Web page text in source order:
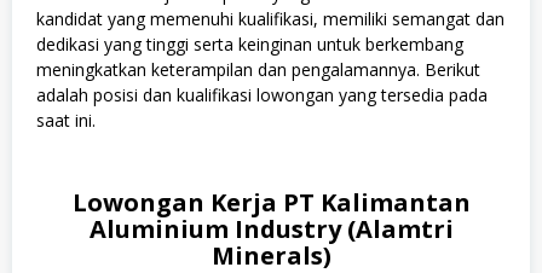
kandidat yang memenuhi kualifikasi, memiliki semangat dan
dedikasi yang tinggi serta keinginan untuk berkembang
meningkatkan keterampilan dan pengalamannya. Berikut
adalah posisi dan kualifikasi lowongan yang tersedia pada
saat ini.
Lowongan Kerja PT Kalimantan
Aluminium Industry (Alamtri
Minerals)